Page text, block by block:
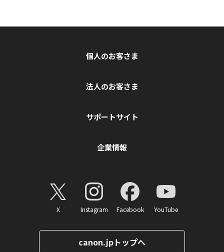
個人のお客さま
法人のお客さま
サポートサイト
企業情報
X Instagram Facebook YouTube
canon.jpトップへ